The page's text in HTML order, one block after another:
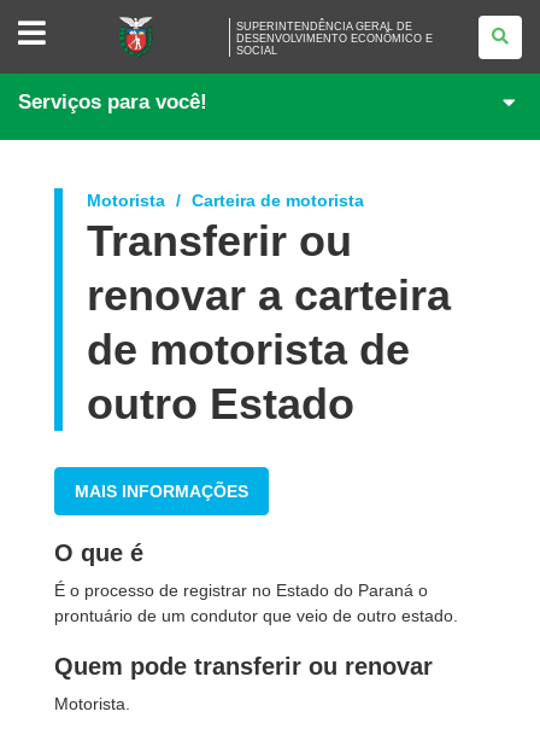
SUPERINTENDÊNCIA
DESENVOLVIMENTO
ECONÔMICO
E
SUPERINTENDÊNCIA GERAL DE
DESENVOLVIMENTO ECONÔMICO E
SOCIAL
Serviços para você!
Motorista Carteira de motorista
Transferir ou
renovar a carteira
de motorista de
outro Estado
MAIS INFORMAÇÕES
O que é
É o processo de registrar no Estado do Paraná o
prontuário de um condutor que veio de outro estado.
Quem pode transferir ou renovar
Motorista.